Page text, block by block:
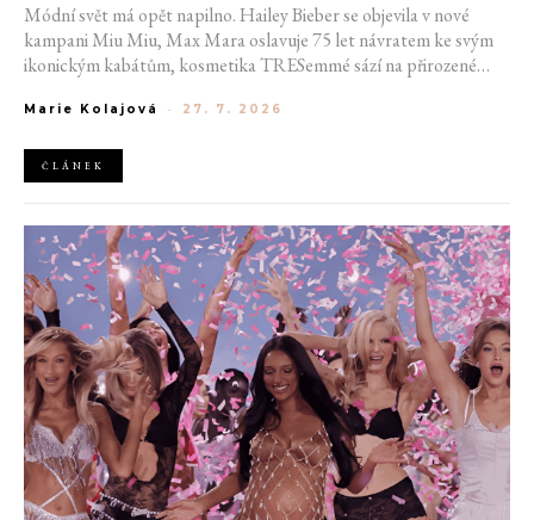
Módní svět má opět napilno. Hailey Bieber se objevila v nové
kampani Miu Miu, Max Mara oslavuje 75 let návratem ke svým
ikonickým kabátům, kosmetika TRESemmé sází na přirozené
Franciscu připravují první velkou americkou retrospektivu
Marie Kolajová - 27. 7. 2026
ČLÁNEK